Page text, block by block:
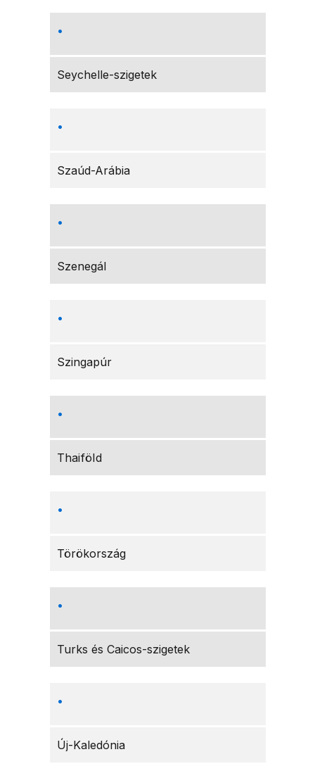
Seychelle-szigetek
Szaúd-Arábia
Szenegál
Szingapúr
Thaiföld
Törökország
Turks és Caicos-szigetek
Új-Kaledónia